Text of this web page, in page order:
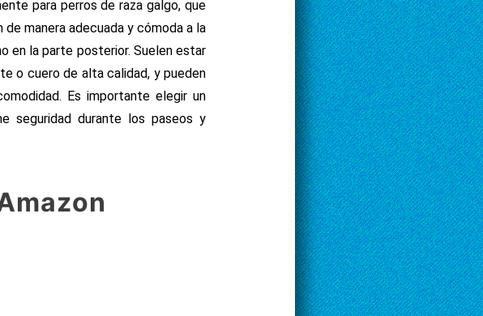
para perros de raza galgo, que
manera adecuada y cómoda a la
en la parte posterior. Suelen estar
o cuero de alta calidad, y pueden
Es importante elegir un
seguridad durante los paseos y